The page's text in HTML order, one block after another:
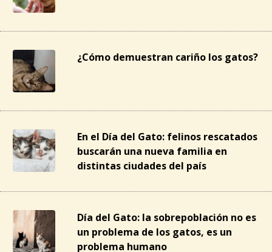
¿Cómo demuestran cariño los gatos?
En el Día del Gato: felinos rescatados
buscarán una nueva familia en
distintas ciudades del país
Día del Gato: la sobrepoblación no es
un problema de los gatos, es un
problema humano